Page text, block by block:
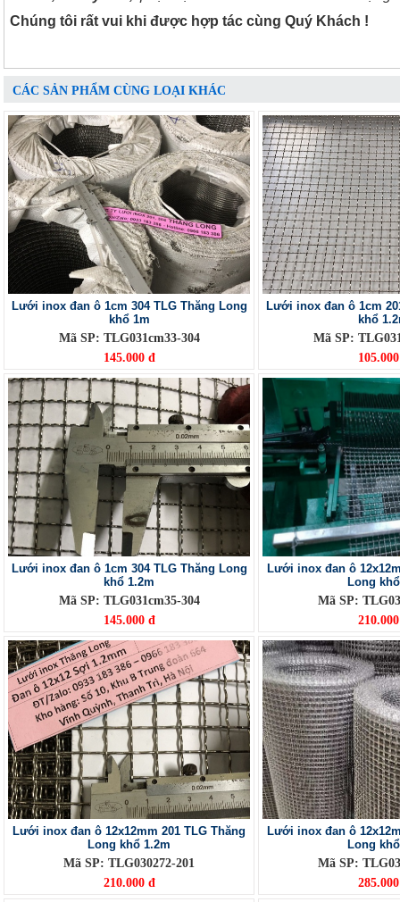
Chúng tôi rất vui khi được hợp tác cùng Quý Khách !
CÁC SẢN PHẨM CÙNG LOẠI KHÁC
Lưới inox đan ô 1cm 304 TLG Thăng Long
khổ 1m
Mã SP: TLG031cm33-304
145.000 đ
Lưới inox đan ô 1cm
khổ
Mã SP:
Lưới inox đan ô 1cm 304 TLG Thăng Long
khổ 1.2m
Mã SP: TLG031cm35-304
145.000 đ
Lưới inox đan ô
Long
Mã SP:
Lưới inox đan ô 12x12mm 201 TLG Thăng
Long khổ 1.2m
Mã SP: TLG030272-201
210.000 đ
Lưới inox đan ô
Long
Mã SP: